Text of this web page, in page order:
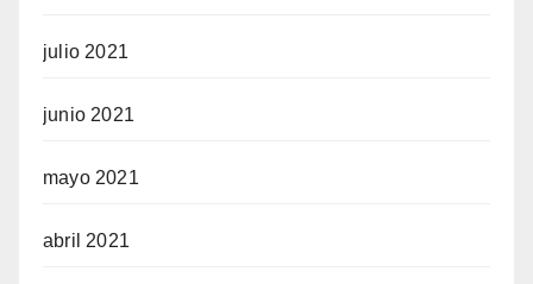
julio 2021
junio 2021
mayo 2021
abril 2021